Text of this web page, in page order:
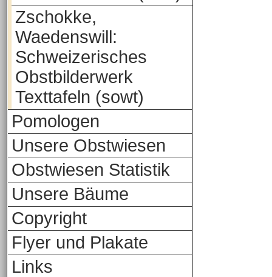
Zschokke,
Waedenswill:
Schweizerisches
Obstbilderwerk
Texttafeln (sowt)
Pomologen
Unsere Obstwiesen
Obstwiesen Statistik
Unsere Bäume
Copyright
Flyer und Plakate
Links